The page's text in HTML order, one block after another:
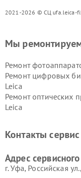
2021-2026 © СЦ ufa.leica-
Мы
Ремонт
Ремонт цифровых
Leica
Ремонт оптических
Leica
Контакты
Адрес
г. Уфа, Российская